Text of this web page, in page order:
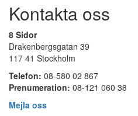
Kontakta oss
8 Sidor
Drakenbergsgatan 39
117 41 Stockholm
Telefon: 08-580 02 867
Prenumeration: 08-121 060 38
Mejla oss